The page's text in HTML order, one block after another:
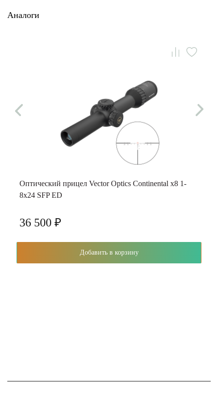
Аналоги
Оптический прицел Vector Optics Continental x8 1-
8x24 SFP ED
36 500 ₽
Добавить в корзину